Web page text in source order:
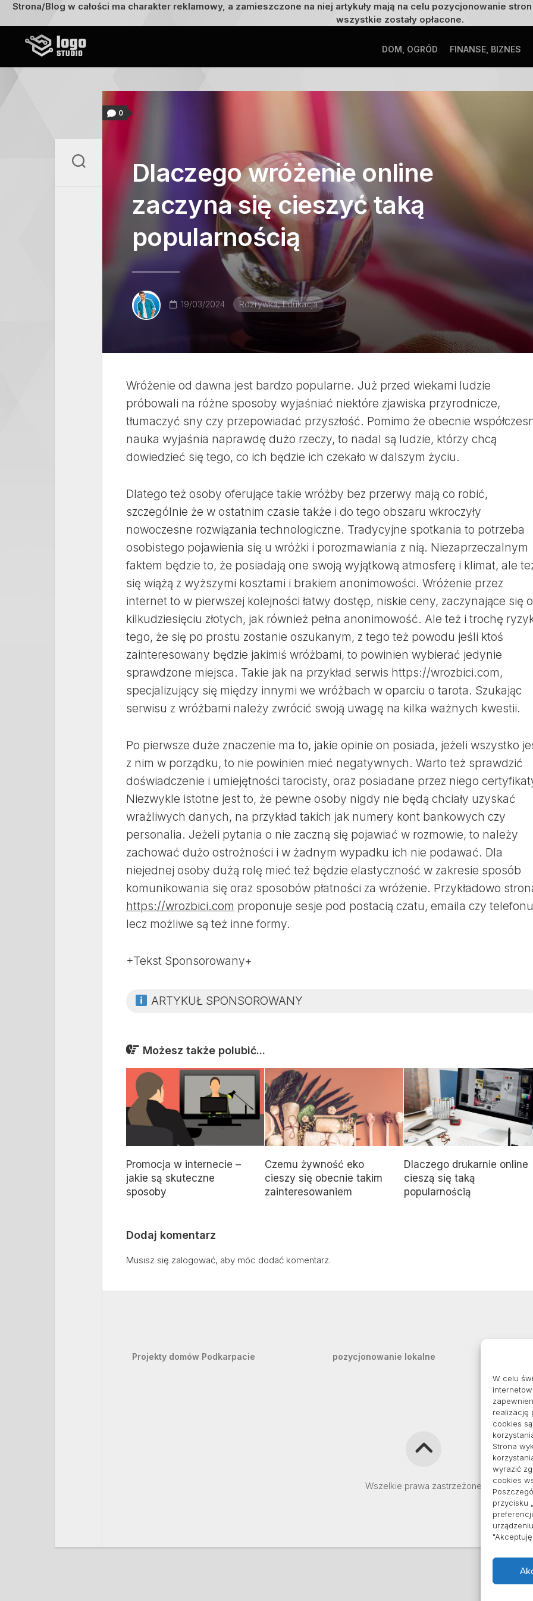
W celu
realizację
cookies
Strona
wyrazić
cookies
przycisku
Strona/Blog w całości ma charakter reklamowy, a zamieszczone na niej artykuły mają na celu pozycjonowanie
wszystkie zostały opłacone.
DOM, OGRÓD FINANSE, BIZNES
0
Dlaczego wróżenie online
zaczyna się cieszyć taką
popularnością
19/03/2024 Rozrywka, Edukacja
Wróżenie od dawna jest bardzo popularne. Już przed wiekami ludzie
próbowali na różne sposoby wyjaśniać niektóre zjawiska przyrodnicze,
tłumaczyć sny czy przepowiadać przyszłość. Pomimo że obecnie
nauka wyjaśnia naprawdę dużo rzeczy, to nadal są ludzie, którzy chcą
dowiedzieć się tego, co ich będzie ich czekało w dalszym życiu.
Dlatego też osoby oferujące takie wróżby bez przerwy mają co robić,
szczególnie że w ostatnim czasie także i do tego obszaru wkroczyły
nowoczesne rozwiązania technologiczne. Tradycyjne spotkania to potrzeba
osobistego pojawienia się u wróżki i porozmawiania z nią. Niezaprzeczalnym
faktem będzie to, że posiadają one swoją wyjątkową atmosferę i klimat, ale
się wiążą z wyższymi kosztami i brakiem anonimowości. Wróżenie przez
internet to w pierwszej kolejności łatwy dostęp, niskie ceny, zaczynające się
kilkudziesięciu złotych, jak również pełna anonimowość. Ale też i trochę
tego, że się po prostu zostanie oszukanym, z tego też powodu jeśli ktoś
zainteresowany będzie jakimiś wróżbami, to powinien wybierać jedynie
sprawdzone miejsca. Takie jak na przykład serwis https://wrozbici.com,
specjalizujący się między innymi we wróżbach w oparciu o tarota. Szukając
serwisu z wróżbami należy zwrócić swoją uwagę na kilka ważnych kwestii.
Po pierwsze duże znaczenie ma to, jakie opinie on posiada, jeżeli wszystko
z nim w porządku, to nie powinien mieć negatywnych. Warto też sprawdzić
doświadczenie i umiejętności tarocisty, oraz posiadane przez niego
Niezwykle istotne jest to, że pewne osoby nigdy nie będą chciały uzyskać
wrażliwych danych, na przykład takich jak numery kont bankowych czy
personalia. Jeżeli pytania o nie zaczną się pojawiać w rozmowie, to należy
zachować dużo ostrożności i w żadnym wypadku ich nie podawać. Dla
niejednej osoby dużą rolę mieć też będzie elastyczność w zakresie sposób
komunikowania się oraz sposobów płatności za wróżenie. Przykładowo
https://wrozbici.com proponuje sesje pod postacią czatu, emaila czy
lecz możliwe są też inne formy.
+Tekst Sponsorowany+
ARTYKUŁ SPONSOROWANY
Możesz także polubić...
Promocja w internecie –
jakie są skuteczne
sposoby
Czemu żywność eko
cieszy się obecnie takim
zainteresowaniem
Dlaczego drukarnie online
cieszą się taką
popularnością
Dodaj komentarz
Musisz się zalogować, aby móc dodać komentarz.
Projekty domów Podkarpacie pozycjonowanie lokalne
Wszelkie prawa zastrzeżone